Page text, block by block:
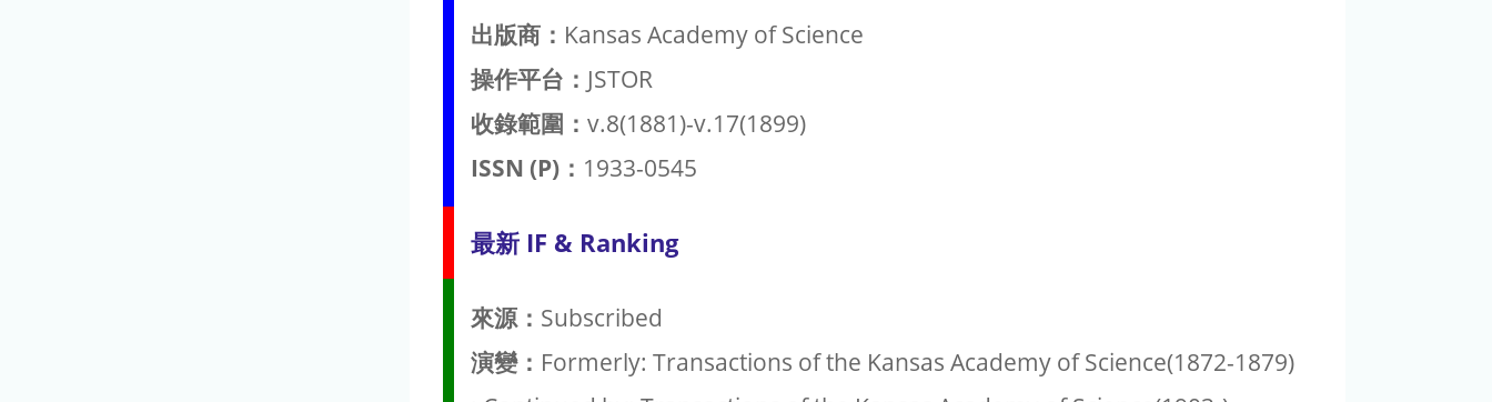
出版商： Kansas Academy of Science
操作平台： JSTOR
收錄範圍： v.8(1881)-v.17(1899)
ISSN (P)： 1933-0545
最新 IF & Ranking
來源： Subscribed
演變： Formerly: Transactions of the Kansas Academy of Science(1872-1879)